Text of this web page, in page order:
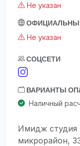
Не указан
Не указан
СОЦСЕТИ
ВАРИАНТЫ
Наличный
Имидж студия
микрорайон,